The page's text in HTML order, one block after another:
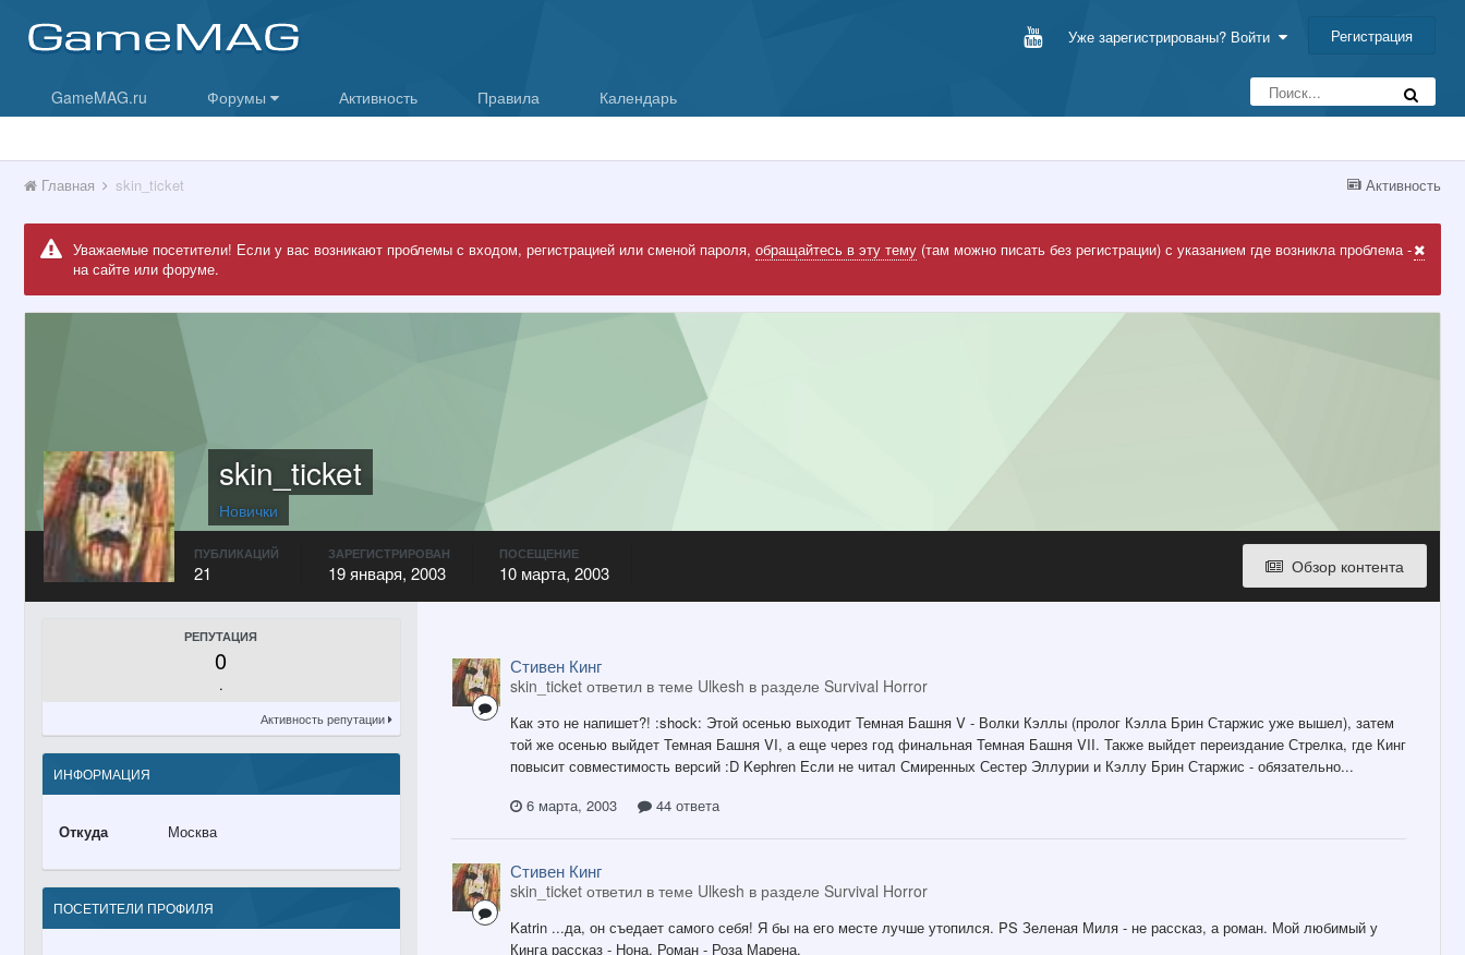
Уже зарегистрированы? Войти Регистрация
GameMAG.ru Форумы Активность Правила Календарь
Активность
Главная skin_ticket
Уважаемые посетители! Если у вас возникают проблемы с входом, регистрацией или сменой пароля, обращайтесь в эту тему(там можно писать без регистрации) с указанием где возникла проблема -
на сайте или форуме.
skin_ticket
Новички
Обзор контента
ПУБЛИКАЦИЙ
21
ЗАРЕГИСТРИРОВАН
19 января, 2003
ПОСЕЩЕНИЕ
10 марта, 2003
РЕПУТАЦИЯ
0
.
Активность репутации
ИНФОРМАЦИЯ
Откуда Москва
ПОСЕТИТЕЛИ ПРОФИЛЯ
Стивен Кинг
skin_ticket ответил в теме Ulkesh в разделе Survival Horror
Как это не напишет?! :shock: Этой осенью выходит Темная Башня V - Волки Кэллы (пролог Кэлла Брин Старжис уже вышел), затем
той же осенью выйдет Темная Башня VI, а еще через год финальная Темная Башня VII. Также выйдет переиздание Стрелка, где Кинг
повысит совместимость версий :D Kephren Если не читал Смиренных Сестер Эллурии и Кэллу Брин Старжис - обязательно...
6 марта, 2003
44 ответа
Стивен Кинг
skin_ticket ответил в теме Ulkesh в разделе Survival Horror
Katrin ...да, он съедает самого себя! Я бы на его месте лучше утопился. PS Зеленая Миля - не рассказ, а роман. Мой любимый у
Кинга рассказ - Нона. Роман - Роза Марена.